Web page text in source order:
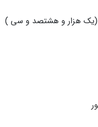
همچنین لیر ترکیه با افزایش ۰.۲۷ درصدی نسبت به ۲ روز پیش، ۱,۸۳۰ (یک هزار و هشتصد و سی )